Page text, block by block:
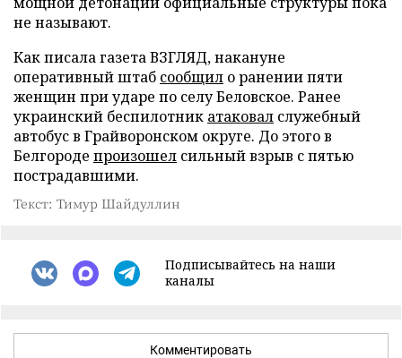
не называют.
Как писала газета ВЗГЛЯД, накануне
оперативный штаб сообщил о ранении пяти
женщин при ударе по селу Беловское. Ранее
украинский беспилотник атаковал служебный
автобус в Грайворонском округе. До этого в
Белгороде произошел сильный взрыв с пятью
пострадавшими.
Текст: Тимур Шайдуллин
Подписывайтесь на наши
каналы
Комментировать